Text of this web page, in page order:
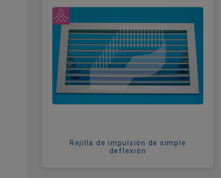
Rejilla de impulsión de simple
deflexión